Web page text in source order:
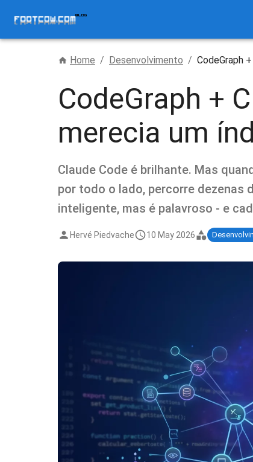
Home / Desenvolvimento / CodeGraph
CodeGraph +
merecia um
Claude Code é brilhante. Mas
por todo o lado, percorre dezenas
inteligente, mas é palavroso - e
Hervé Piedvache 10 May 2026